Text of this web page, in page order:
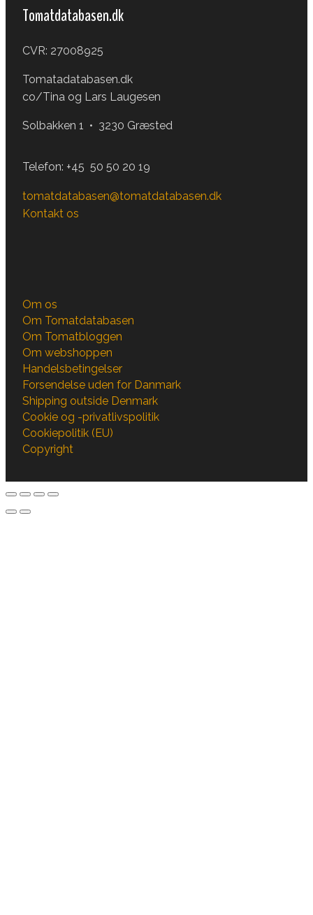
Tomatdatabasen.dk
CVR: 27008925
Tomatadatabasen.dk
co/Tina og Lars Laugesen
Solbakken 1 • 3230 Græsted
Telefon: +45 50 50 20 19
tomatdatabasen@tomatdatabasen.dk
Kontakt os
Om os
Om Tomatdatabasen
Om Tomatbloggen
Om webshoppen
Handelsbetingelser
Forsendelse uden for Danmark
Shipping outside Denmark
Cookie og -privatlivspolitik
Cookiepolitik (EU)
Copyright